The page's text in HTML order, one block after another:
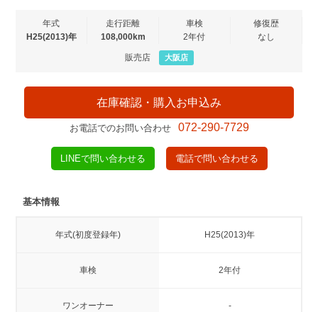
年式
H25(2013)年
走行距離
108,000km
車検
2年付
修復歴
なし
販売店 大阪店
在庫確認・購入お申込み
お電話でのお問い合わせ 072-290-7729
LINEで問い合わせる 電話で問い合わせる
基本情報
年式(初度登録年) H25(2013)年
車検 2年付
ワンオーナー -